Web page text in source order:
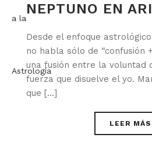
NEPTUNO EN
Desde el enfoque
no habla sólo de “confusión
una fusión entre la voluntad
fuerza que disuelve el yo.
que [...]
LEER MÁS